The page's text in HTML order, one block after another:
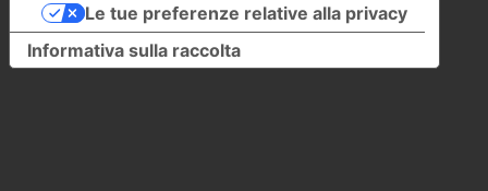
Informativa sulla raccolta
Le tue preferenze relative alla privacy